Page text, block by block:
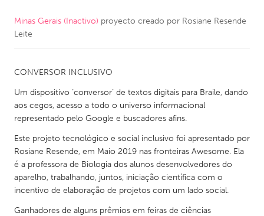
CANADA
South Shore
Toronto
MALAYSIA
Kuala Lumpur
NETHERLANDS
Leiden
Rotterdam
Minas Gerais (Inactivo) proyecto creado por Rosiane Resende
Leite
CONVERSOR INCLUSIVO
Um dispositivo ‘conversor’ de textos digitais para Braile, dando
aos cegos, acesso a todo o universo informacional
representado pelo Google e buscadores afins.
Este projeto tecnológico e social inclusivo foi apresentado por
Rosiane Resende, em Maio 2019 nas fronteiras Awesome. Ela
é a professora de Biologia dos alunos desenvolvedores do
aparelho, trabalhando, juntos, iniciação científica com o
incentivo de elaboração de projetos com um lado social.
Ganhadores de alguns prêmios em feiras de ciências